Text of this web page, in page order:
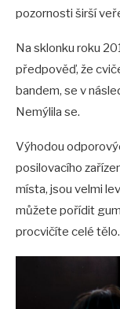
pozornosti širší
Na sklonku roku
předpověď, že
bandem, se v
Nemýlila se.
Výhodou
posilovacího
místa, jsou velmi
můžete pořídit
procvičíte celé tělo.